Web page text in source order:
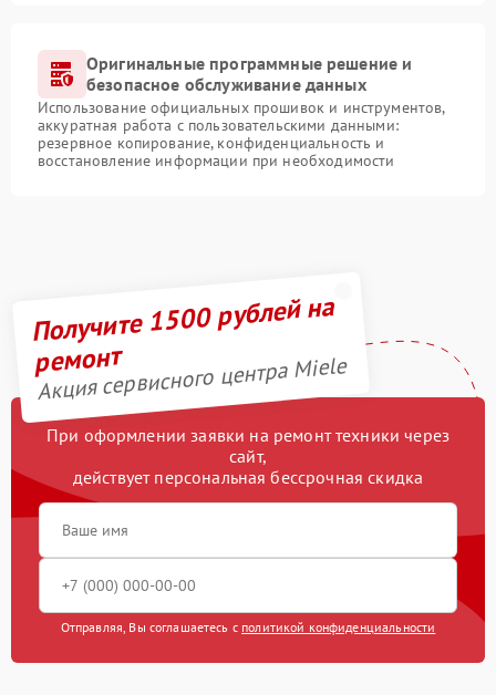
Оригинальные программные решение и
безопасное обслуживание данных
Использование официальных прошивок и инструментов,
аккуратная работа с пользовательскими данными:
резервное копирование, конфиденциальность и
восстановление информации при необходимости
Получите 1500 рублей на
ремонт
Акция сервисного центра Miele
При оформлении заявки на ремонт техники через
сайт,
действует персональная бессрочная скидка
Отправляя, Вы соглашаетесь с политикой конфиденциальности